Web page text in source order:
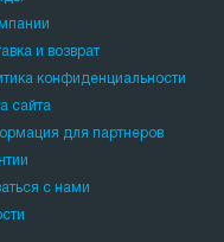
и возврат
конфиденциальности
сайта
для партнеров
с нами